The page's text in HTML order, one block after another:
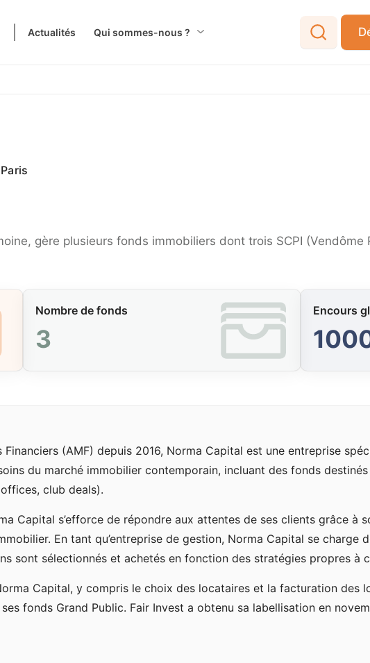
Actualités Qui sommes-nous ?
gère plusieurs fonds immobiliers dont trois SCPI (Vendôme
Nombre de fonds
3
Encours
(AMF) depuis 2016, Norma Capital est une entreprise
du marché immobilier contemporain, incluant des fonds
club deals).
Capital s’efforce de répondre aux attentes de ses clients grâce à
En tant qu’entreprise de gestion, Norma Capital se charge
sont sélectionnés et achetés en fonction des stratégies propres à
Capital, y compris le choix des locataires et la facturation des
fonds Grand Public. Fair Invest a obtenu sa labellisation en